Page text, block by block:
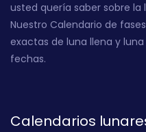
usted quería saber sobre la
Nuestro Calendario de
exactas de luna llena y
fechas.
Calendarios